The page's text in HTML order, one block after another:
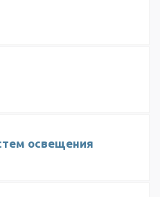
освещения